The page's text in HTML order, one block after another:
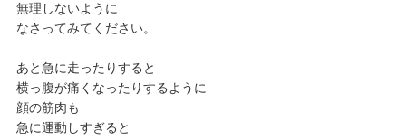
無理しないように
なさってみてください。
あと急に走ったりすると
横っ腹が痛くなったりするように
顔の筋肉も
急に運動しすぎると